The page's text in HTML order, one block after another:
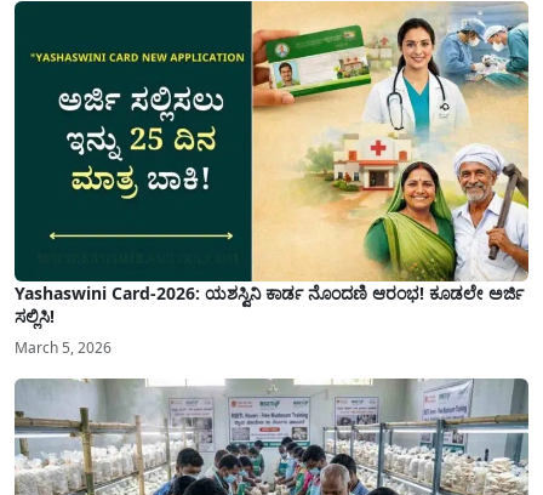
Yashaswini Card-2026: ಯಶಸ್ವಿನಿ ಕಾರ್ಡ ನೊಂದಣಿ ಆರಂಭ! ಕೂಡಲೇ ಅರ್ಜಿ
ಸಲ್ಲಿಸಿ!
March 5, 2026